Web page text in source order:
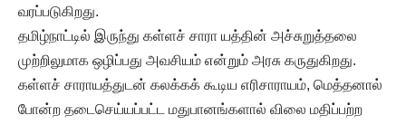
வரப்படுகிறது.
தமிழ்நாட்டில் இருந்து கள்ளச் சாரா யத்தின் அச்சுறுத்தலை
முற்றிலுமாக ஒழிப்பது அவசியம் என்றும் அரசு கருதுகிறது.
கள்ளச் சாராயத்துடன் கலக்கக் கூடிய எரிசாராயம், மெத்தனால்
போன்ற தடைசெய்யப்பட்ட மதுபானங்களால் விலை மதிப்பற்ற